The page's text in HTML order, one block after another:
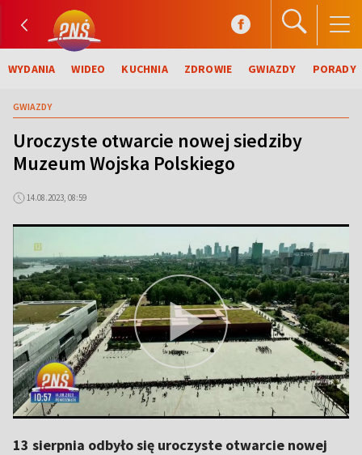
WYDANIA WIDEO KUCHNIA ZDROWIE GWIAZDY PORADY
GWIAZDY
Uroczyste otwarcie nowej siedziby
Muzeum Wojska Polskiego
14.08.2023, 08:59
13 sierpnia odbyło się uroczyste otwarcie nowej